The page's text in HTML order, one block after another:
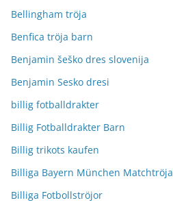
Bellingham tröja
Benfica tröja barn
Benjamin šeško dres slovenija
Benjamin Sesko dresi
billig fotballdrakter
Billig Fotballdrakter Barn
Billig trikots kaufen
Billiga Bayern München Matchtröja
Billiga Fotbollströjor